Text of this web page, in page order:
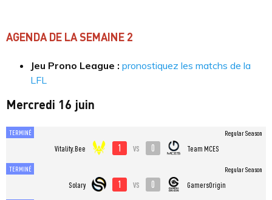
AGENDA DE LA SEMAINE 2
Jeu Prono League : pronostiquez les matchs de la
LFL
Mercredi 16 juin
TERMINÉ
Vitality.Bee 1 vs 0 Team MCES
Regular Season
TERMINÉ
Solary 1 vs 0 GamersOrigin
Regular Season